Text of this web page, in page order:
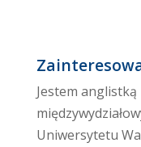
Jestem
Uniwersytetu